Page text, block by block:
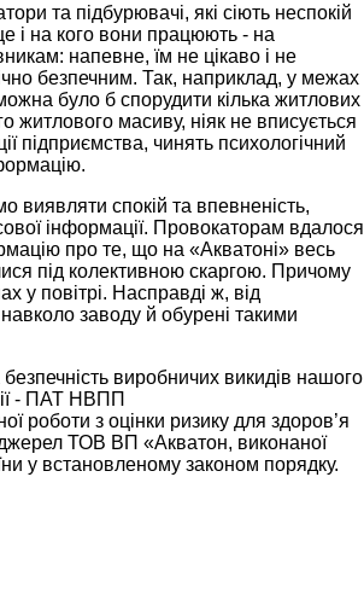
та підбурювачі, які сіють неспокій
і на кого вони працюють - на
напевне, їм не цікаво і не
безпечним. Так, наприклад, у межах
було б спорудити кілька житлових
житлового масиву, ніяк не вписується
підприємства, чинять психологічний
виявляти спокій та впевненість,
інформації. Провокаторам вдалося
про те, що на «Акватоні» весь
під колективною скаргою. Причому
у повітрі. Насправді ж, від
заводу й обурені такими
виробничих викидів нашого
- ПАТ НВПП
роботи з оцінки ризику для здоров’я
ТОВ ВП «Акватон, виконаної
у встановленому законом порядку.